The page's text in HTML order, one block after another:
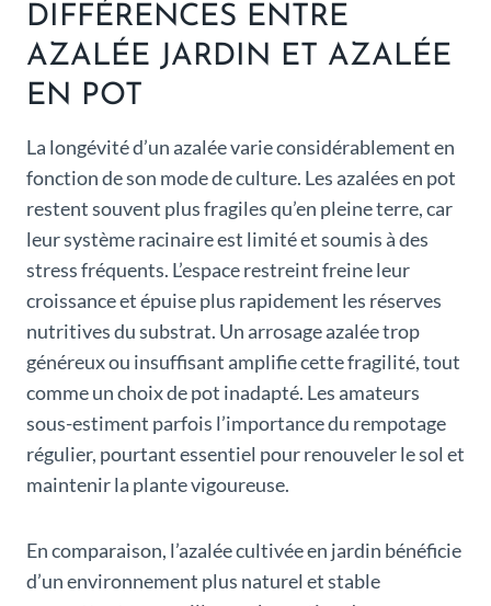
DIFFÉRENCES ENTRE
AZALÉE JARDIN ET AZALÉE
EN POT
La longévité d’un azalée varie considérablement en
fonction de son mode de culture. Les azalées en pot
restent souvent plus fragiles qu’en pleine terre, car
leur système racinaire est limité et soumis à des
stress fréquents. L’espace restreint freine leur
croissance et épuise plus rapidement les réserves
nutritives du substrat. Un arrosage azalée trop
généreux ou insuffisant amplifie cette fragilité, tout
comme un choix de pot inadapté. Les amateurs
sous-estiment parfois l’importance du rempotage
régulier, pourtant essentiel pour renouveler le sol et
maintenir la plante vigoureuse.
En comparaison, l’azalée cultivée en jardin bénéficie
d’un environnement plus naturel et stable